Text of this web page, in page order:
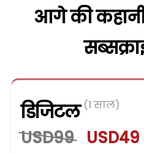
आगे की
डिजिटल (1 साल)
USD99 USD49